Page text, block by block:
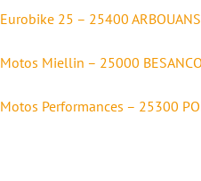
Eurobike 25 – 25400 ARBOUANS
Motos Miellin – 25000
Motos Performances – 25300